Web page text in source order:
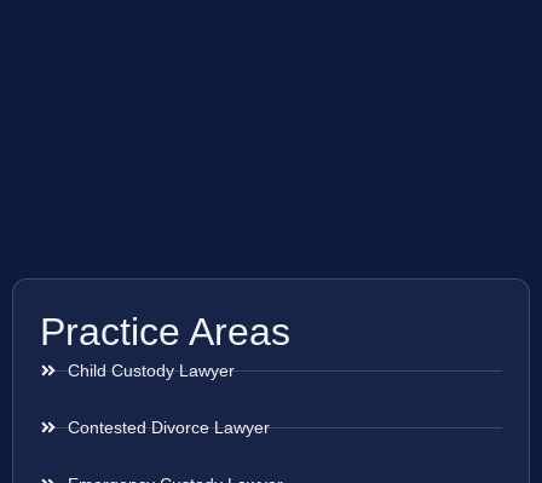
Practice Areas
Child Custody Lawyer
Contested Divorce Lawyer